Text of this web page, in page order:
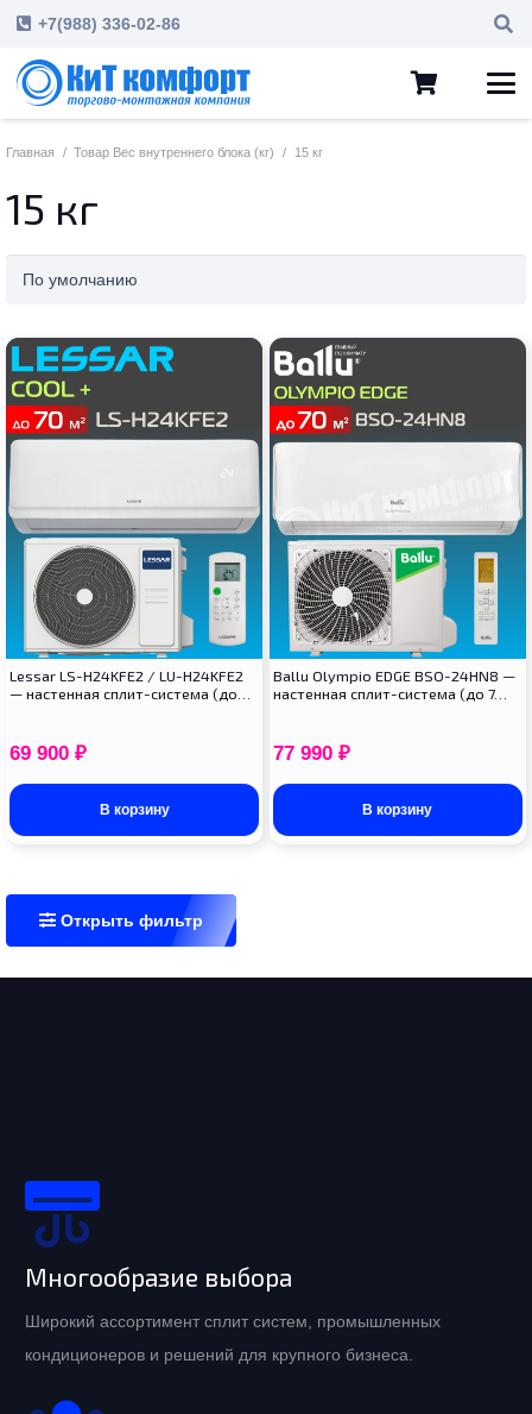
+7(988) 336-02-86
Главная / Товар Вес внутреннего блока (кг) / 15 кг
15 кг
Lessar LS-H24KFE2 / LU-H24KFE2
— настенная сплит-система (до…
69 900 ₽
В корзину
Ballu Olympio EDGE BSO-24HN8 —
настенная сплит-система (до 7…
77 990 ₽
В корзину
Открыть фильтр
Многообразие выбора
Широкий ассортимент сплит систем, промышленных
кондиционеров и решений для крупного бизнеса.